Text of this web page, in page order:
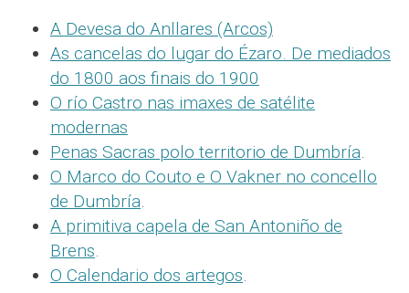
A Devesa do Anllares (Arcos)
As cancelas do lugar do Ézaro. De mediados
do 1800 aos finais do 1900
O río Castro nas imaxes de satélite
modernas
Penas Sacras polo territorio de Dumbría.
O Marco do Couto e O Vakner no concello
de Dumbría.
A primitiva capela de San Antoniño de
Brens.
O Calendario dos artegos.